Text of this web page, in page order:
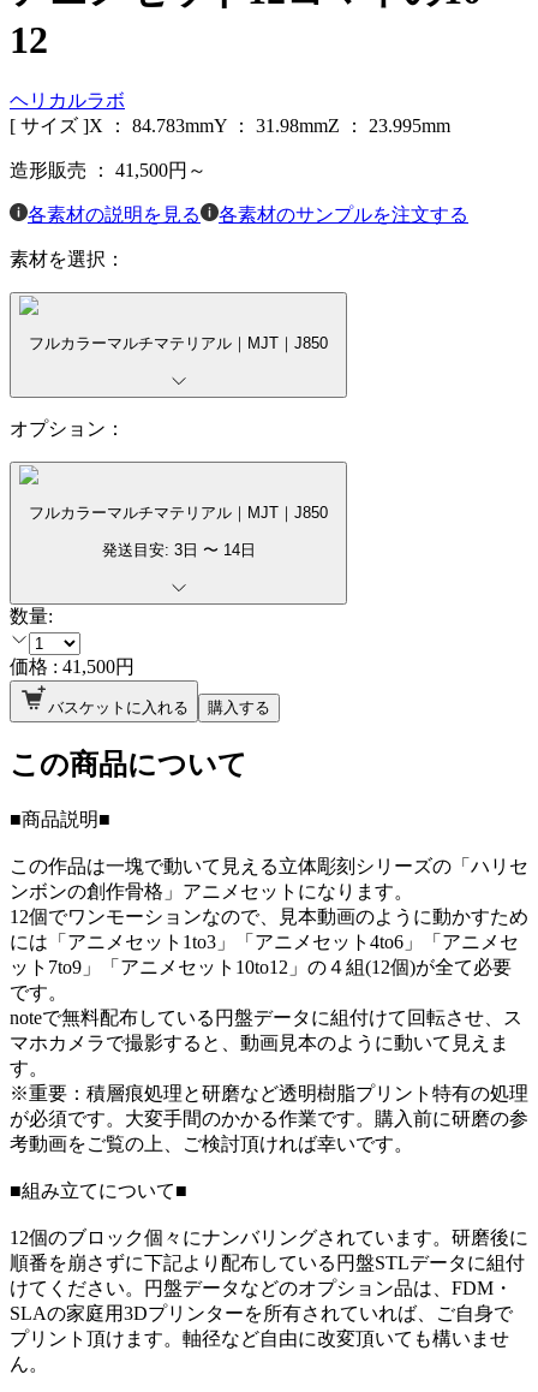
12
ヘリカルラボ
[ サイズ ]X ： 84.783mmY ： 31.98mmZ ： 23.995mm
造形販売 ： 41,500円～
各素材の説明を見る 各素材のサンプルを注文する
素材を選択：
フルカラーマルチマテリアル｜MJT｜J850
オプション：
フルカラーマルチマテリアル｜MJT｜J850
発送目安: 3日 〜 14日
数量:
価格 : 41,500円
バスケットに入れる 購入する
この商品について
■商品説明■
この作品は一塊で動いて見える立体彫刻シリーズの「ハリセ
ンボンの創作骨格」アニメセットになります。
12個でワンモーションなので、見本動画のように動かすため
には「アニメセット1to3」「アニメセット4to6」「アニメセ
ット7to9」「アニメセット10to12」の４組(12個)が全て必要
です。
noteで無料配布している円盤データに組付けて回転させ、ス
マホカメラで撮影すると、動画見本のように動いて見えま
す。
※重要：積層痕処理と研磨など透明樹脂プリント特有の処理
が必須です。大変手間のかかる作業です。購入前に研磨の参
考動画をご覧の上、ご検討頂ければ幸いです。
■組み立てについて■
12個のブロック個々にナンバリングされています。研磨後に
順番を崩さずに下記より配布している円盤STLデータに組付
けてください。円盤データなどのオプション品は、FDM・
SLAの家庭用3Dプリンターを所有されていれば、ご自身で
プリント頂けます。軸径など自由に改変頂いても構いませ
ん。